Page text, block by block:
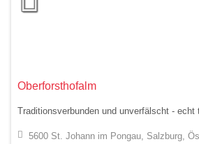
Oberforsthofalm
Traditionsverbunden und unverfälscht - echt
5600 St. Johann im Pongau, Salzburg,